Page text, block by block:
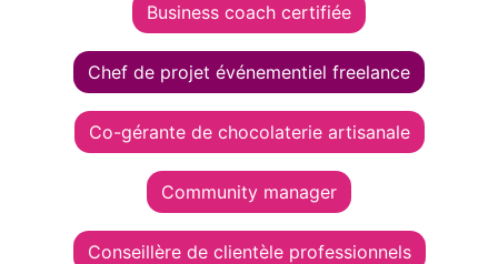
Business coach certifiée
Chef de projet événementiel freelance
Co-gérante de chocolaterie artisanale
Community manager
Conseillère de clientèle professionnels